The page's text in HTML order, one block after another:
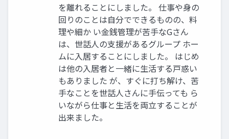
を離れることにしました。 仕事や身の
回りのことは自分でできるものの、料
理や細か い金銭管理が苦手なGさん
は、世話人の支援があるグループ ホー
ムに入居することにしました。 はじめ
は他の入居者と一緒に生活する戸惑い
もありました が、すぐに打ち解け、苦
手なことを世話人さんに手伝っても ら
いながら仕事と生活を両立することが
出来ました。